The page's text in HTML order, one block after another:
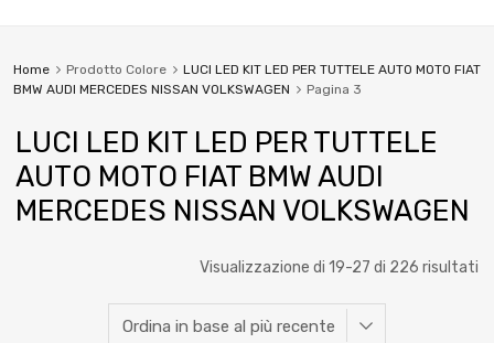
Home Prodotto Colore
LUCI LED KIT LED PER TUTTELE AUTO MOTO FIAT
BMW AUDI MERCEDES NISSAN VOLKSWAGEN
Pagina 3
LUCI LED KIT LED PER TUTTELE
AUTO MOTO FIAT BMW AUDI
MERCEDES NISSAN VOLKSWAGEN
Visualizzazione di 19-27 di 226 risultati